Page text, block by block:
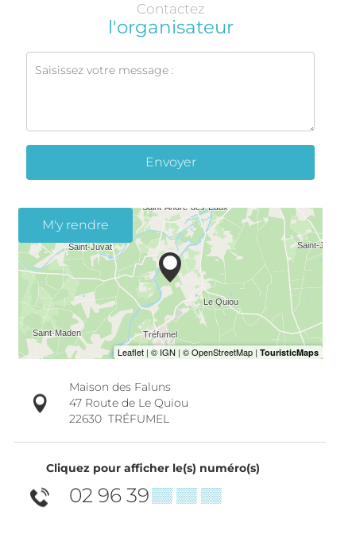
Contactez
l'organisateur
Envoyer
M'y rendre
Maison des Faluns
47 Route de Le Quiou
22630 TRÉFUMEL
Cliquez pour afficher le(s) numéro(s)
02 96 39▒▒ ▒▒ ▒▒